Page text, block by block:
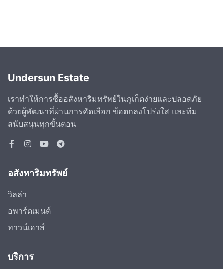
Undersun Estate
เราทำให้การซื้ออสังหาริมทรัพย์ในภูเก็ตง่ายและปลอดภัย
ด้วยผู้พัฒนาที่ผ่านการคัดเลือก ข้อตกลงโปร่งใส และทีม
สนับสนุนทุกขั้นตอน
อสังหาริมทรัพย์
วิลล่า
อพาร์ตเมนต์
ทาวน์เฮาส์
บริการ